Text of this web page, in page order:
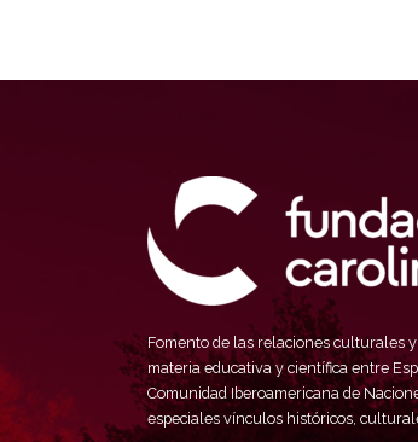
Fomento de las relaciones culturales
materia educativa y científica entre
Comunidad Iberoamericana de
especiales vínculos históricos,